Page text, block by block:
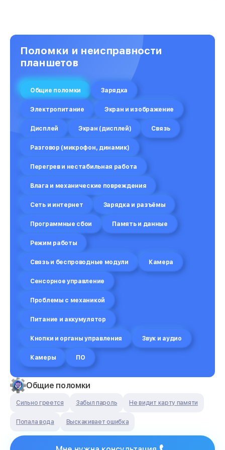
Поломки и неисправности
планшетов
Общие поломки Зарядка
Электропитание Экран и изображение
Дисплей Экран (дисплей) Связь
Разговор (микрофон, динамик)
Перегрев и нестабильная работа
Влага и механические повреждения
Сеть и интернет Зарядка и разъёмы
Программные сбои Память и данные
Режим работы
Связь и беспроводные модули Камера
Сенсорное управление
Проблемы с механикой
Питание и аккумулятор
Кнопки и органы управления Звук и аудио
Камеры ПО
Общие поломки
Сильно греется Забыл пароль Не видит карту памяти
Попала вода Выскакивает ошибка